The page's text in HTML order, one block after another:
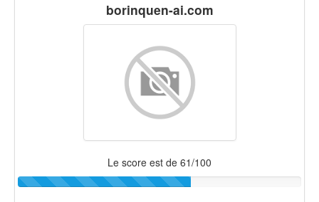
borinquen-ai.com
Le score est de 61/100